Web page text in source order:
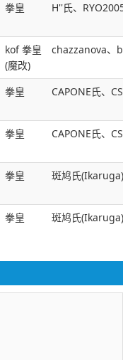
拳皇 H''氏、
kof 拳皇
(魔改)
chazzanova、
拳皇 CAPONE氏、
拳皇 CAPONE氏、
拳皇 斑鸠氏(Ikaruga)
拳皇 斑鸠氏